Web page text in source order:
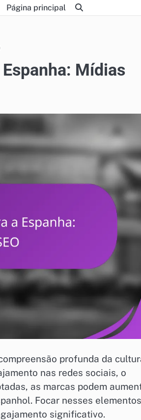
Página principal
Mídias
profunda da
nas redes sociais, o
as marcas podem
Focar nesses elementos
significativo.